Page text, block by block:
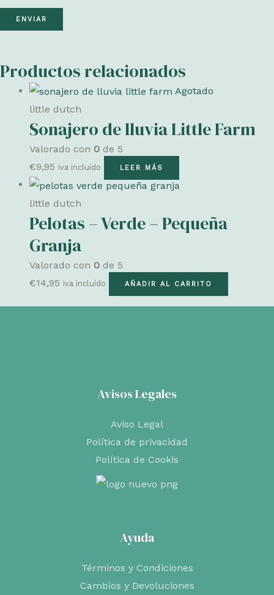
Productos relacionados
Agotado
little dutch
Sonajero de lluvia Little Farm
Valorado con 0 de 5
€9,95 iva incluído LEER MÁS
little dutch
Pelotas – Verde – Pequeña
Granja
Valorado con 0 de 5
€14,95 iva incluído AÑADIR AL CARRITO
Avisos Legales
Aviso Legal
Política de privacidad
Política de Cookis
Ayuda
Términos y Condiciones
Cambios y Devoluciones